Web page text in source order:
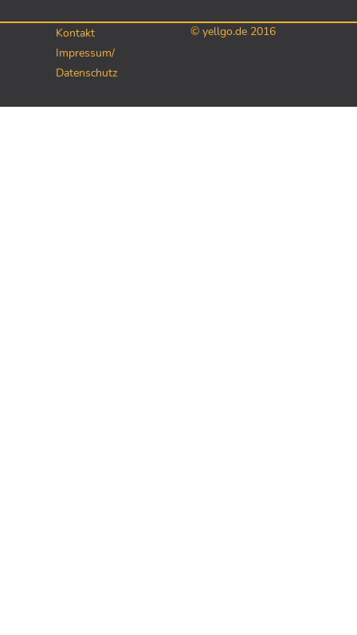
Kontakt
Impressum/
Datenschutz
© yellgo.de 2016